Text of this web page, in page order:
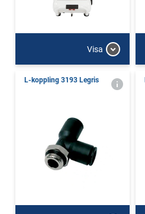
Visa
L-koppling 3193 Legris